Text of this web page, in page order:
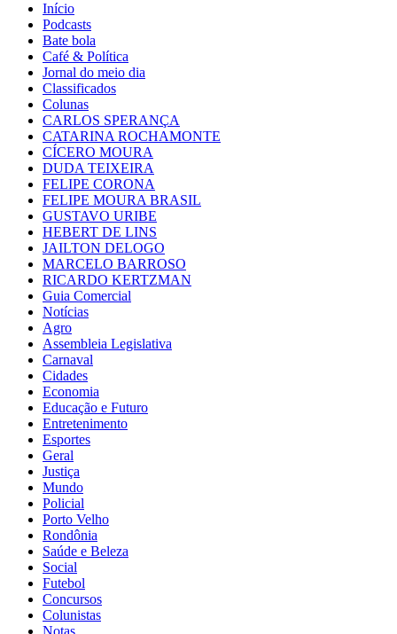
Início
Podcasts
Bate bola
Café & Política
Jornal do meio dia
Classificados
Colunas
CARLOS SPERANÇA
CATARINA ROCHAMONTE
CÍCERO MOURA
DUDA TEIXEIRA
FELIPE CORONA
FELIPE MOURA BRASIL
GUSTAVO URIBE
HEBERT DE LINS
JAILTON DELOGO
MARCELO BARROSO
RICARDO KERTZMAN
Guia Comercial
Notícias
Agro
Assembleia Legislativa
Carnaval
Cidades
Economia
Educação e Futuro
Entretenimento
Esportes
Geral
Justiça
Mundo
Policial
Porto Velho
Rondônia
Saúde e Beleza
Social
Futebol
Concursos
Colunistas